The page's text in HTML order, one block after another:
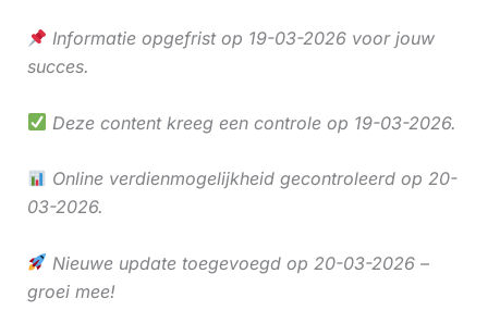
Informatie opgefrist op 19-03-2026 voor jouw
succes.
Deze content kreeg een controle op 19-03-2026.
Online verdienmogelijkheid gecontroleerd op 20-
03-2026.
Nieuwe update toegevoegd op 20-03-2026 –
groei mee!